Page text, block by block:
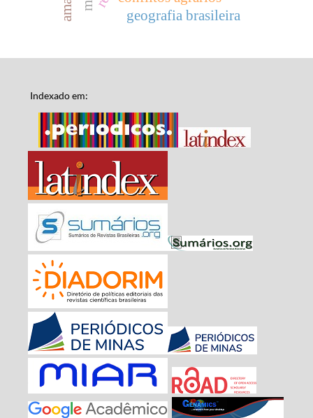
geografia brasileira
Indexado em: